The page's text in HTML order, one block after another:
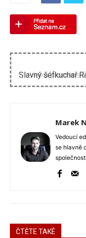
Slavný šéfkuchař
Marek
Vedoucí
se hlavně
ČTĚTE TAKÉ